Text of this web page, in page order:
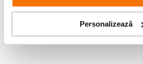
Personalizează